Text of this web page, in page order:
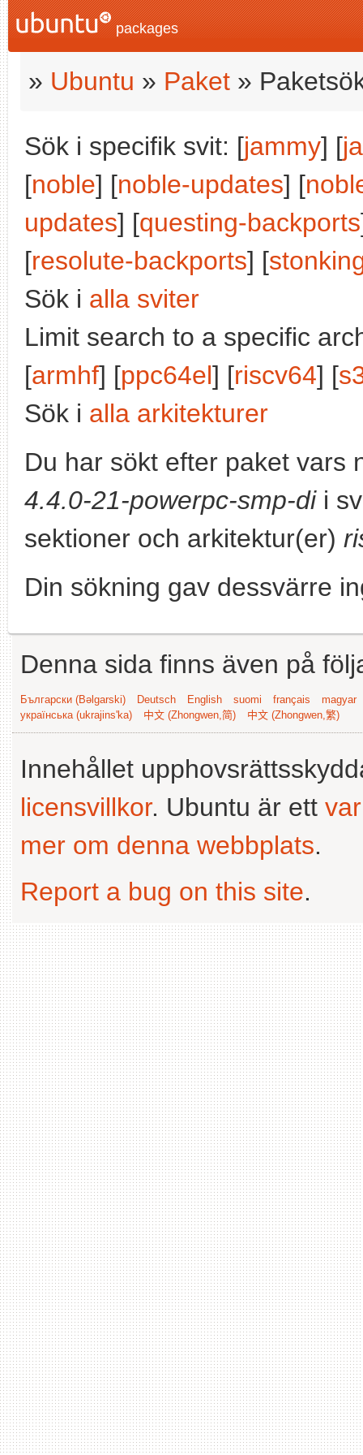
packages
» Ubuntu » Paket »
Sök i specifik svit: [jammy] [
[noble] [noble-updates] [
updates] [questing-backports
[resolute-backports] [
Sök i alla sviter
Limit search to a specific
[armhf] [ppc64el] [riscv64] [
Sök i alla arkitekturer
Du har sökt efter paket vars
4.4.0-21-powerpc-smp-dii
sektioner och arkitektur(er)
Din sökning gav dessvärre
Denna sida finns även på
Български (Bəlgarski) Deutsch English suomi français
magyar
українська (ukrajins'ka)
中文 (Zhongwen,简) 中文 (Zhongwen,繁)
Innehållet
licensvillkor. Ubuntu är ett
mer om denna webbplats.
Report a bug on this site.